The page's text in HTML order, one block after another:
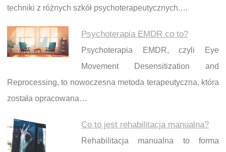
techniki z różnych szkół psychoterapeutycznych.…
Psychoterapia EMDR co to?
Psychoterapia EMDR, czyli Eye
Movement Desensitization and
Reprocessing, to nowoczesna metoda terapeutyczna, która
została opracowana…
Co to jest rehabilitacja manualna?
Rehabilitacja manualna to forma